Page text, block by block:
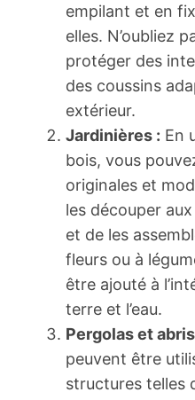
empilant et en
elles. N’oubliez
protéger des
des coussins
extérieur.
Jardinières : En
bois, vous
originales et
les découper
et de les
fleurs ou à
être ajouté à
terre et l’eau.
Pergolas et
peuvent être
structures telles